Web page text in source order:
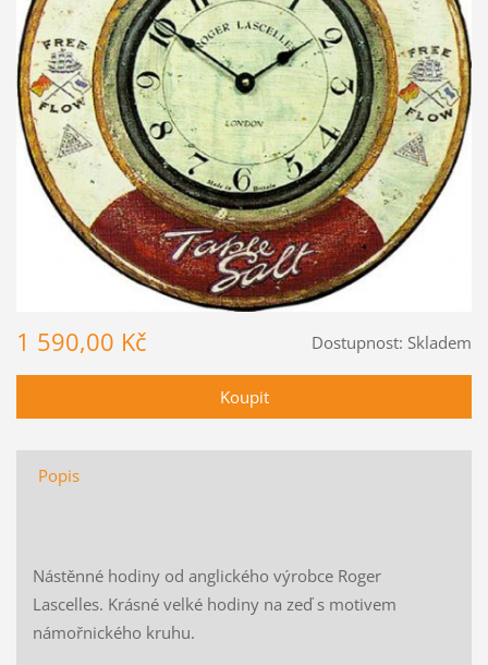
Dostupnost: Skladem
1 590,00 Kč
Popis
Nástěnné hodiny od anglického výrobce Roger
Lascelles. Krásné velké hodiny na zeď s motivem
námořnického kruhu.